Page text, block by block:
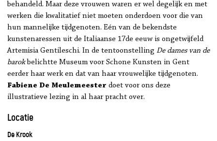
behandeld. Maar deze vrouwen waren er wel degelijk en met
werken die kwalitatief niet moeten onderdoen voor die van
hun mannelijke tijdgenoten. Eén van de bekendste
kunstenaressen uit de Italiaanse 17de eeuw is ongetwijfeld
Artemisia Gentileschi. In de tentoonstelling De dames van de
barokbelichtte Museum voor Schone Kunsten in Gent
eerder haar werk en dat van haar vrouwelijke tijdgenoten.
Fabiene De Meulemeester doet voor ons deze
illustratieve lezing in al haar pracht over.
Locatie
De Krook